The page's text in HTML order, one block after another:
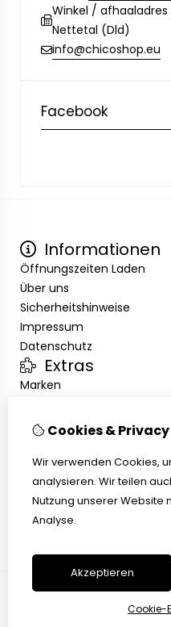
Winkel / afhaaladres
Nettetal (Dld)
info@chicoshop.eu
Facebook
Informationen
Öffnungszeiten Laden
Über uns
Sicherheitshinweise
Impressum
Datenschutz
Extras
Marken
Kundenservice
Übersicht
Abholen
AGB
Widerrufsbelehrung
Cookies & Privacy
Wir verwenden Cookies,
analysieren. Wir teilen
Nutzung unserer Website
Analyse.
Akzeptieren
Cookie-